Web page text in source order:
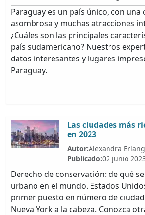
Paraguay es un país único, con una
asombrosa y muchas atracciones
¿Cuáles son las principales
país sudamericano? Nuestros
datos interesantes y lugares
Paraguay.
Las ciudades más
en 2023
Autor:Alexandra
Publicado:02 junio 2023
Derecho de conservación: de qué
urbano en el mundo. Estados
primer puesto en número de
Nueva York a la cabeza. Conozca